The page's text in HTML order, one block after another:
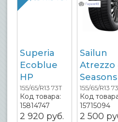
Superia
Ecoblue
HP
155/65/R13 73T
Код товара:
15814747
2 920 руб.
Sailun
Atrezzo
Seasons
155/65/R13
Код
15715094
2 500